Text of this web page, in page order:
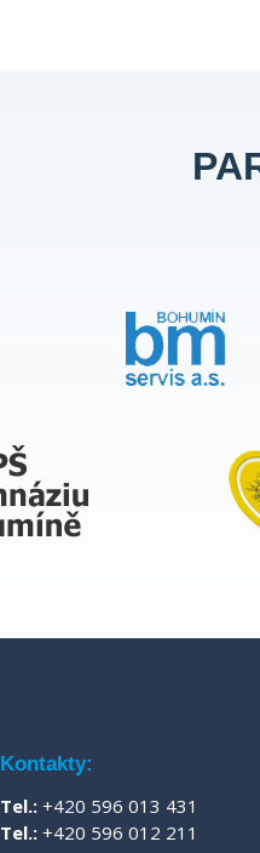
Kontakty:
Tel.:+420 596 013 431
Tel.:+420 596 012 211